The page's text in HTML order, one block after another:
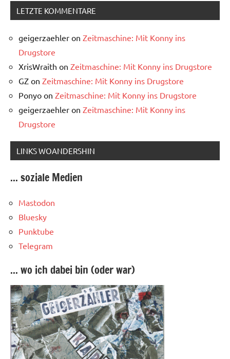
LETZTE KOMMENTARE
geigerzaehler on Zeitmaschine: Mit Konny ins
Drugstore
XrisWraith on Zeitmaschine: Mit Konny ins Drugstore
GZ on Zeitmaschine: Mit Konny ins Drugstore
Ponyo on Zeitmaschine: Mit Konny ins Drugstore
geigerzaehler on Zeitmaschine: Mit Konny ins
Drugstore
LINKS WOANDERSHIN
... soziale Medien
Mastodon
Bluesky
Punktube
Telegram
... wo ich dabei bin (oder war)